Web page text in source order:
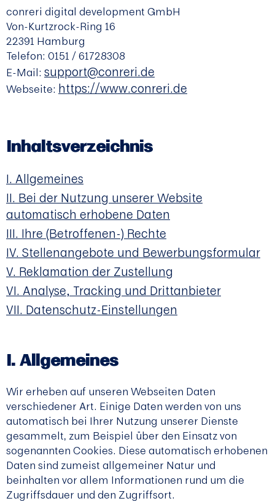
conreri digital development GmbH
Von-Kurtzrock-Ring 16
22391 Hamburg
Telefon: 0151 / 61728308
E-Mail: support@conreri.de
Webseite: https://www.conreri.de
Inhaltsverzeichnis
Allgemeines
Bei der Nutzung unserer Website
automatisch erhobene Daten
Ihre (Betroffenen-) Rechte
Stellenangebote und Bewerbungsformular
Reklamation der Zustellung
Analyse, Tracking und Drittanbieter
Datenschutz-Einstellungen
Allgemeines
Wir erheben auf unseren Webseiten Daten
verschiedener Art. Einige Daten werden von uns
automatisch bei Ihrer Nutzung unserer Dienste
gesammelt, zum Beispiel über den Einsatz von
sogenannten Cookies. Diese automatisch erhobenen
Daten sind zumeist allgemeiner Natur und
beinhalten vor allem Informationen rund um die
Zugriffsdauer und den Zugriffsort.